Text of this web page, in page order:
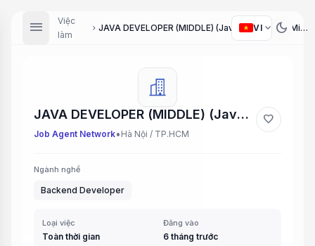
menu
Việc
làm
chevron_right JAVA DEVELOPER (MIDDLE) (Java Developer (Middle))
VI expand_more dark_mode
JAVA DEVELOPER (MIDDLE) (Java Developer (Middle))
Job Agent Network• Hà Nội / TP.HCM
favorite
Ngành nghề
Backend Developer
Loại việc
Toàn thời gian
Đăng vào
6 tháng trước